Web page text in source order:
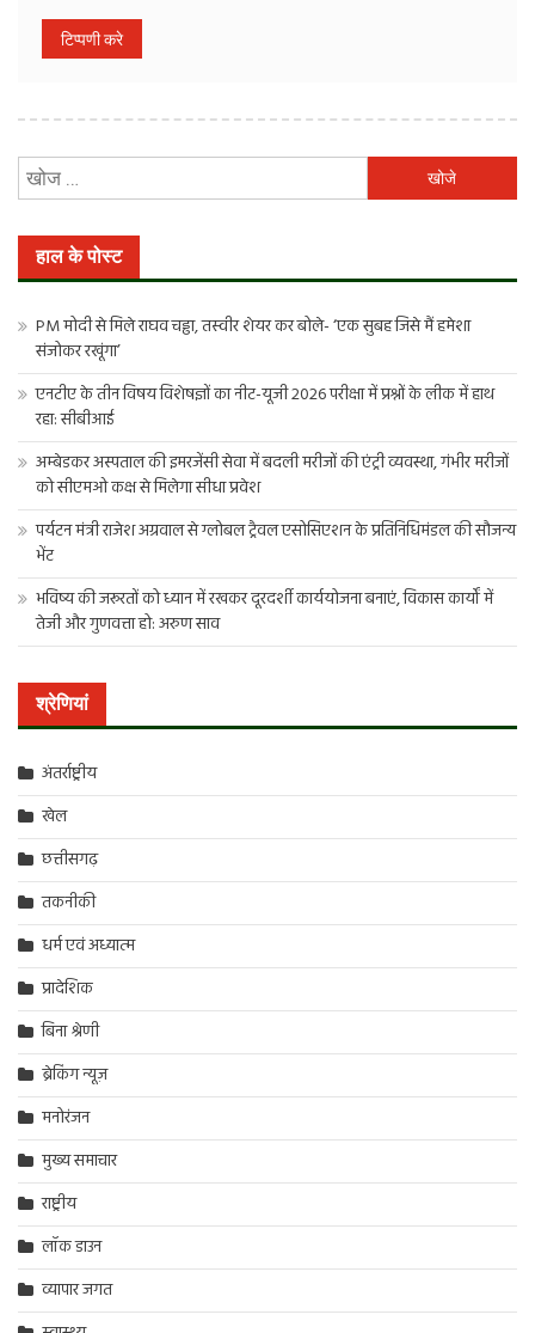
को
हाल के पोस्ट
PM मोदी से मिले राघव चड्ढा, तस्वीर शेयर कर बोले- ‘एक सुबह जिसे मैं हमेशा
संजोकर रखूंगा’
एनटीए के तीन विषय विशेषज्ञों का नीट-यूजी 2026 परीक्षा में प्रश्नों के लीक में हाथ
रहा: सीबीआई
अम्बेडकर अस्पताल की इमरजेंसी सेवा में बदली मरीजों की एंट्री व्यवस्था, गंभीर मरीजों
को सीएमओ कक्ष से मिलेगा सीधा प्रवेश
पर्यटन मंत्री राजेश अग्रवाल से ग्लोबल ट्रैवल एसोसिएशन के प्रतिनिधिमंडल की सौजन्य
भेंट
भविष्य की जरूरतों को ध्यान में रखकर दूरदर्शी कार्ययोजना बनाएं, विकास कार्यों में
तेजी और गुणवत्ता हो: अरुण साव
श्रेणियां
अंतर्राष्ट्रीय
खेल
छत्तीसगढ़
तकनीकी
धर्म एवं अध्यात्म
प्रादेशिक
बिना श्रेणी
ब्रेकिंग न्यूज़
मनोरंजन
मुख्य समाचार
राष्ट्रीय
लॉक डाउन
व्यापार जगत